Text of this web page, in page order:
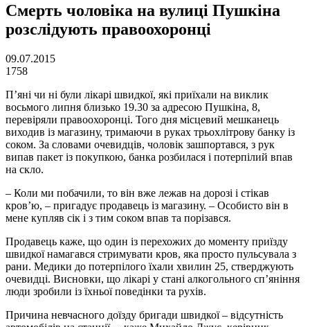
Смерть чоловіка на вулиці Пушкіна
розслідують правоохоронці
09.07.2015
1758
П’яні чи ні були лікарі швидкої, які приїхали на виклик
восьмого липня близько 19.30 за адресою Пушкіна, 8,
перевіряли правоохоронці. Того дня місцевий мешканець
виходив із магазину, тримаючи в руках трьохлітрову банку із
соком. За словами очевидців, чоловік зашпортався, з рук
випав пакет із покупкою, банка розбилася і потерпілий впав
на скло.
– Коли ми побачили, то він вже лежав на дорозі і стікав
кров’ю, – пригадує продавець із магазину. – Особисто він в
мене купляв сік і з тим соком впав та порізався.
Продавець каже, що один із перехожих до моменту приїзду
швидкої намагався стримувати кров, яка просто пульсувала з
рани. Медики до потерпілого їхали хвилин 25, стверджують
очевидці. Висновки, що лікарі у стані алкогольного сп’яніння
люди зробили із їхньої поведінки та рухів.
Причина невчасного доїзду бригади швидкої – відсутність